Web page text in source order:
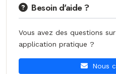
Besoin d'aide ?
Vous avez des questions
application pratique ?
Nous